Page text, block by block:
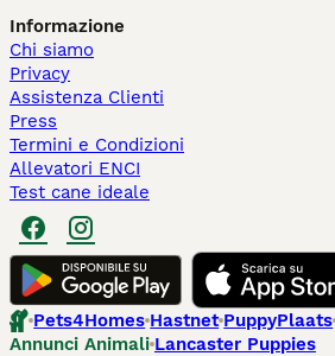
Informazione
Chi siamo
Privacy
Assistenza Clienti
Press
Termini e Condizioni
Allevatori ENCI
Test cane ideale
Pets4Homes Hastnet PuppyPlaats
Annunci Animali Lancaster Puppies